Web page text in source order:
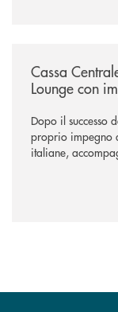
Cassa
Lounge con
Dopo il
proprio impegno
italiane,